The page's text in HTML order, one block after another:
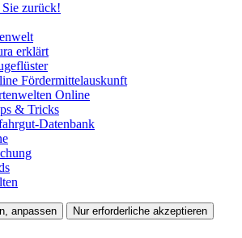
zurück!
erklärt
Fördermittelauskunft
Online
& Tricks
Datenbank
anpassen Nur erforderliche akzeptieren